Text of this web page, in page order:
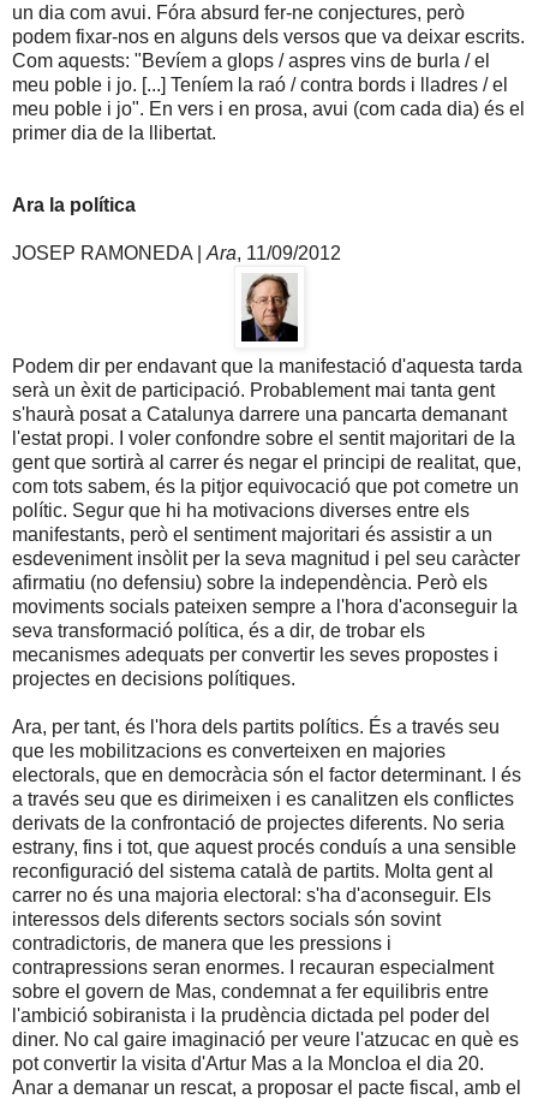
un dia com avui. Fóra absurd fer-ne conjectures, però
podem fixar-nos en alguns dels versos que va deixar escrits.
Com aquests: "Bevíem a glops / aspres vins de burla / el
meu poble i jo. [...] Teníem la raó / contra bords i lladres / el
meu poble i jo". En vers i en prosa, avui (com cada dia) és el
primer dia de la llibertat.
Ara la política
JOSEP RAMONEDA | Ara, 11/09/2012
Podem dir per endavant que la manifestació d'aquesta tarda
serà un èxit de participació. Probablement mai tanta gent
s'haurà posat a Catalunya darrere una pancarta demanant
l'estat propi. I voler confondre sobre el sentit majoritari de la
gent que sortirà al carrer és negar el principi de realitat, que,
com tots sabem, és la pitjor equivocació que pot cometre un
polític. Segur que hi ha motivacions diverses entre els
manifestants, però el sentiment majoritari és assistir a un
esdeveniment insòlit per la seva magnitud i pel seu caràcter
afirmatiu (no defensiu) sobre la independència. Però els
moviments socials pateixen sempre a l'hora d'aconseguir la
seva transformació política, és a dir, de trobar els
mecanismes adequats per convertir les seves propostes i
projectes en decisions polítiques.
Ara, per tant, és l'hora dels partits polítics. És a través seu
que les mobilitzacions es converteixen en majories
electorals, que en democràcia són el factor determinant. I és
a través seu que es dirimeixen i es canalitzen els conflictes
derivats de la confrontació de projectes diferents. No seria
estrany, fins i tot, que aquest procés conduís a una sensible
reconfiguració del sistema català de partits. Molta gent al
carrer no és una majoria electoral: s'ha d'aconseguir. Els
interessos dels diferents sectors socials són sovint
contradictoris, de manera que les pressions i
contrapressions seran enormes. I recauran especialment
sobre el govern de Mas, condemnat a fer equilibris entre
l'ambició sobiranista i la prudència dictada pel poder del
diner. No cal gaire imaginació per veure l'atzucac en què es
pot convertir la visita d'Artur Mas a la Moncloa el dia 20.
Anar a demanar un rescat, a proposar el pacte fiscal, amb el